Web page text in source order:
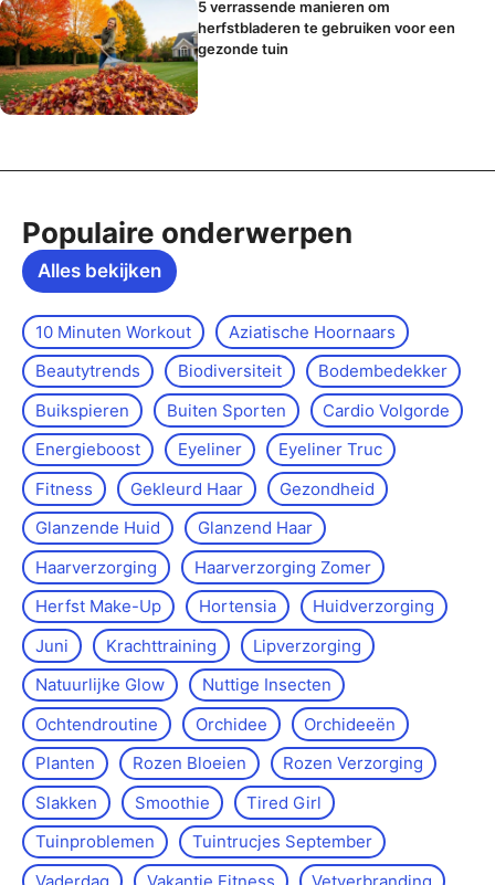
5 verrassende manieren om
herfstbladeren te gebruiken voor een
gezonde tuin
Populaire onderwerpen
Alles bekijken
10 Minuten Workout
Aziatische Hoornaars
Beautytrends
Biodiversiteit
Bodembedekker
Buikspieren
Buiten Sporten
Cardio Volgorde
Energieboost
Eyeliner
Eyeliner Truc
Fitness
Gekleurd Haar
Gezondheid
Glanzende Huid
Glanzend Haar
Haarverzorging
Haarverzorging Zomer
Herfst Make-Up
Hortensia
Huidverzorging
Juni
Krachttraining
Lipverzorging
Natuurlijke Glow
Nuttige Insecten
Ochtendroutine
Orchidee
Orchideeën
Planten
Rozen Bloeien
Rozen Verzorging
Slakken
Smoothie
Tired Girl
Tuinproblemen
Tuintrucjes September